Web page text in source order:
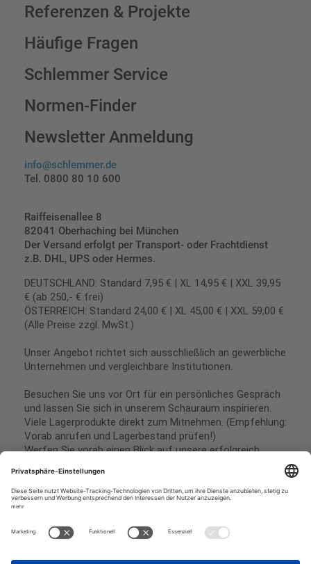
Referenzen & Projekte
Häufige Fragen
Schlemmer Service
Normen-Finder
Newsletter Anmeldung
info@schlemmer.de
Tel. 0800 80 10 600
Raiffeisenallee 8
82041 Oberhaching bei München
Der Versand erfolgt per Transport- oder Frachtdienst
z.B. DHL, UPS oder Hermes.
DEUTSCHLAND: Standard 7,95 € | XL 14,95 € | XXL 39,95
€ (ab 250,- € frei)
ÖSTERREICH: Standard 24,00 € | XL 45,00 € | XXL 59,00 €
(Alle Preise zzgl. MwSt.)
Unser Angebot richtet sich ausschließlich an gewerbliche
Unternehmen und vergleichbare Institutionen.
Besuchen Sie uns vor Ort für ein persönliches Gespräch
und lassen Sie sich in unserem Schauraum inspirieren.
Viele Lagerprodukte direkt zum Mitnehmen. (Empfehlung:
Vorab anrufen und Lagerbestand prüfen!)
Werfen Sie vorab einen Blick auf unsere erfolgreich
Impressum
Datenschutz
SEPA Lastschrift
Kreditkarte